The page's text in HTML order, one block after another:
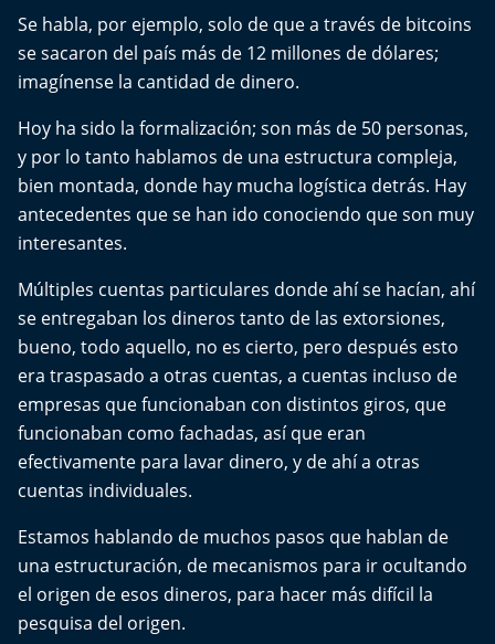
Chiche cuadra y su parrilla
Motorfem
Agenda Propia
Chile, Historia de 30 años
Carrera a La Moneda
Aquí Estamos
Sello de raza
Reto Inmobiliario
Punto de Encuentro
Yo invito
Se habla, por ejemplo, solo de que a través de bitcoins
se sacaron del país más de 12 millones de dólares;
imagínense la cantidad de dinero.
Hoy ha sido la formalización; son más de 50 personas,
y por lo tanto hablamos de una estructura compleja,
bien montada, donde hay mucha logística detrás. Hay
antecedentes que se han ido conociendo que son muy
interesantes.
Múltiples cuentas particulares donde ahí se hacían, ahí
se entregaban los dineros tanto de las extorsiones,
bueno, todo aquello, no es cierto, pero después esto
era traspasado a otras cuentas, a cuentas incluso de
empresas que funcionaban con distintos giros, que
funcionaban como fachadas, así que eran
efectivamente para lavar dinero, y de ahí a otras
cuentas individuales.
Estamos hablando de muchos pasos que hablan de
una estructuración, de mecanismos para ir ocultando
el origen de esos dineros, para hacer más difícil la
pesquisa del origen.